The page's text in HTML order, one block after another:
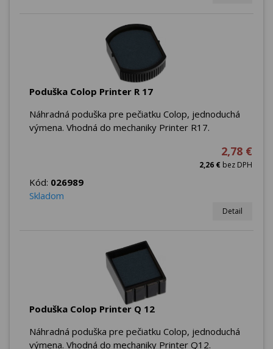
Poduška Colop Printer R 17
Náhradná poduška pre pečiatku Colop, jednoduchá
výmena. Vhodná do mechaniky Printer R17.
2,78 €
2,26 € bez DPH
Kód: 026989
Skladom
Detail
Poduška Colop Printer Q 12
Náhradná poduška pre pečiatku Colop, jednoduchá
výmena. Vhodná do mechaniky Printer Q12.